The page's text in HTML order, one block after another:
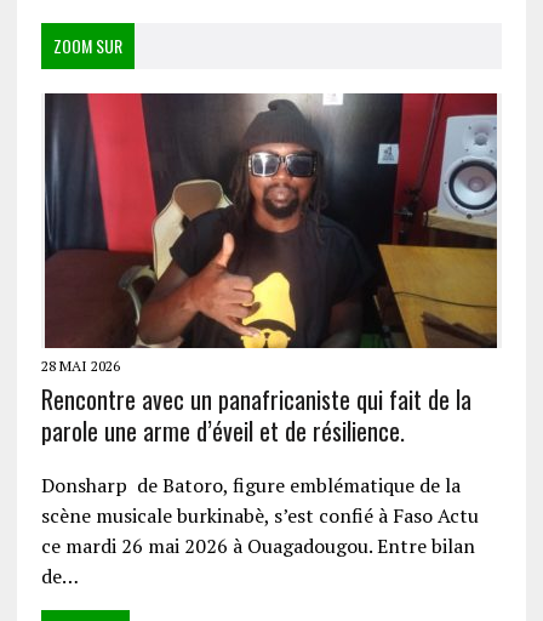
ZOOM SUR
28 MAI 2026
Rencontre avec un panafricaniste qui fait de la
parole une arme d’éveil et de résilience.
Donsharp de Batoro, figure emblématique de la
scène musicale burkinabè, s’est confié à Faso Actu
ce mardi 26 mai 2026 à Ouagadougou. Entre bilan
de…